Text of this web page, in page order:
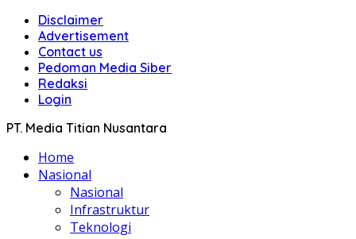
Disclaimer
Advertisement
Contact us
Pedoman Media Siber
Redaksi
Login
PT. Media Titian Nusantara
Home
Nasional
Nasional
Infrastruktur
Teknologi